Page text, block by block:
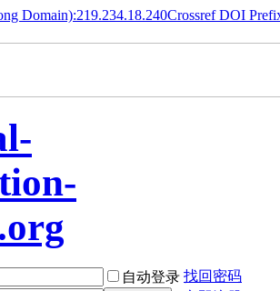
Domain):219.234.18.240Crossref DOI
自动登录 找回密码